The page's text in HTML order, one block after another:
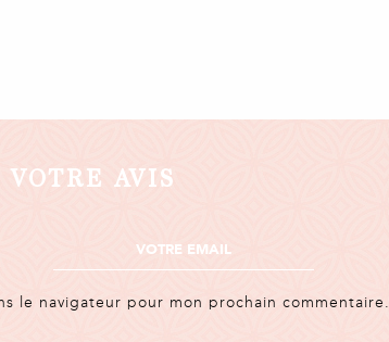
AVIS
le navigateur pour mon prochain commentaire.